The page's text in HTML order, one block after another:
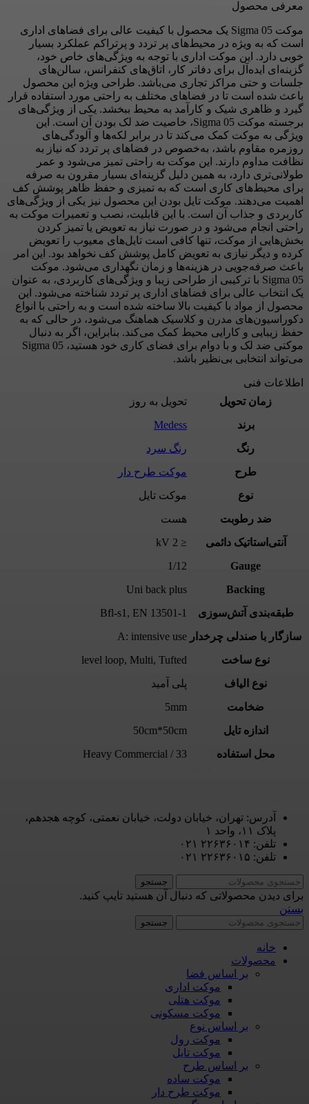
معرفی محصول
موکت Sigma 05 یک محصول با کیفیت عالی برای فضاهای اداری
است که به ویژه در محیط‌های پر تردد و پرتراکم عملکرد بسیار
خوبی دارد. این موکت اداری با توجه به ویژگی‌های خاص خود،
گزینه‌ای ایده‌آل برای دفاتر کار، اتاق‌های کنفرانس، سالن‌های
جلسات و حتی مراکز تجاری می‌باشد. طراحی ویژه این محصول
باعث شده است تا در فضاهای مختلف به راحتی مورد استفاده قرار
گیرد و ظاهری شیک و کارآمد به محیط ببخشد. یکی از ویژگی‌های
برجسته موکت Sigma 05، خاصیت ضد لک بودن آن است. این
ویژگی به موکت کمک می‌کند تا در برابر لکه‌ها و آلودگی‌های
روزمره مقاوم باشد، به‌خصوص در فضاهای پر تردد که نیاز به
نظافت مداوم دارند. این موکت به راحتی تمیز می‌شود و عمر
طولانی‌تری دارد، به همین دلیل گزینه‌ای بسیار مقرون به صرفه
برای محیط‌های کاری است که به تمیزی و حفظ ظاهر پوشش کف
اهمیت می‌دهند. موکت تایل بودن این محصول نیز یکی از ویژگی‌های
کاربردی و جذاب آن است. با این قابلیت، نصب و تعمیرات موکت به
راحتی انجام می‌شود و در صورت نیاز به تعویض یا تمیز کردن
بخش‌هایی از موکت، تنها کافی است تایل‌های معیوب را تعویض
کرده و دیگر نیازی به تعویض کامل پوشش کف نخواهد بود. این امر
باعث صرفه‌جویی در هزینه‌ها و زمان نگهداری می‌شود. موکت
Sigma 05 با ترکیبی از طراحی زیبا و ویژگی‌های کاربردی، به عنوان
یک انتخاب عالی برای فضاهای اداری پر تردد شناخته می‌شود. این
محصول از مواد با کیفیت بالا ساخته شده است و به راحتی با انواع
دکوراسیون‌های مدرن و کلاسیک هماهنگ می‌شود، در حالی که به
حفظ زیبایی و کارایی محیط کمک می‌کند. بنابراین، اگر به دنبال
موکتی ضد لک و با دوام برای فضای کاری خود هستید، Sigma 05
می‌تواند انتخابی بی‌نظیر باشد.
اطلاعات فنی
زمان تحویل
تحویل به روز
برند
Medess
رنگ
رنگ سرد
طرح
موکت طرح دار
نوع
موکت تایل
ضد رطوبت
هست
آنتی‌استاتیک دائمی
≤ 2 kV
Gauge
1/12
Backing
Uni back plus
طبقه‌بندی آتش‌سوزی
Bfl-s1 , EN 13501-1
سازگار با صندلی چرخدار A: intensive use
نوع ساخت
level loop, Multi, Tufted
نوع الیاف
پلی آمید
ضخامت
5mm
اندازه تایل
50cm*50cm
محل استفاده
33 / Heavy Commercial
آدرس: تهران، خیابان دولت، خیابان نعمتی، کوچه هجدهم،
پلاک ۱۱، واحد ۱
تلفن: ۲۲۶۳۶۰۱۴ ۰۲۱
تلفن: ۲۲۶۳۶۰۱۵ ۰۲۱
جستجو
برای دیدن محصولاتی که دنبال آن هستید تایپ کنید.
بستن
جستجو
خانه
محصولات
بر اساس فضا
موکت اداری
موکت هتلی
موکت مسکونی
بر اساس نوع
موکت رول
موکت تایل
بر اساس طرح
موکت ساده
موکت طرح دار